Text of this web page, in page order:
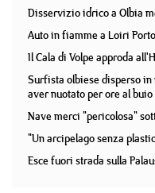
Disservizio idrico a Olbia
Auto in fiamme a Loiri
Il Cala di Volpe approda
Surfista olbiese disperso in
aver nuotato per ore al buio
Nave merci "pericolosa"
"Un arcipelago senza
Esce fuori strada sulla